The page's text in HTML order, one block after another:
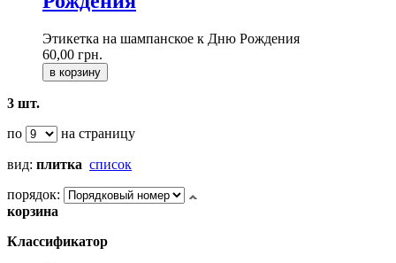
Этикетка на шампанское к Дню Рождения
60,00 грн.
в корзину
3 шт.
по
на страницу
вид: плитка список
порядок:
корзина
Классификатор